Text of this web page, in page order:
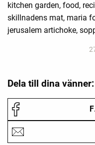
kitchen garden, food,
skillnadens mat, maria
jerusalem artichoke,
Dela till dina vänner: